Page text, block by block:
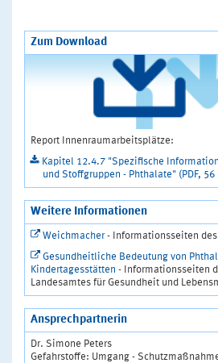
Zum Download
Report Innenraumarbeitsplätze:
Kapitel 12.4.7 "Spezifische
und Stoffgruppen - Phthalate" (PDF,
Weitere Informationen
Weichmacher- Informationsseiten
Gesundheitliche Bedeutung von
Kindertagesstätten - Informationsseiten
Landesamtes für Gesundheit und
Ansprechpartnerin
Dr. Simone Peters
Gefahrstoffe: Umgang -